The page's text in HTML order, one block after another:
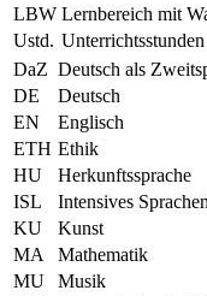
LBW Lernbereich mit
Ustd. Unterrichtsstunden
DaZ Deutsch als
DE
Deutsch
EN
Englisch
ETH Ethik
HU
Herkunftssprache
ISL
Intensives
KU
Kunst
MA
Mathematik
MU
Musik